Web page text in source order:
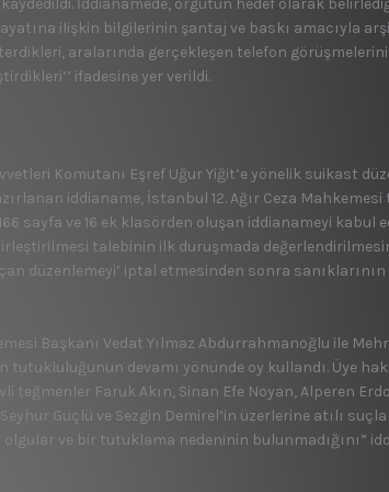
İddianamede, örgütün hedef olarak
ilişkin bilgilerinin şantaj ve baskı amacıyla
aralarında gerçekleşen telefon
ifadesine yer verildi.
Komutanı Eşref Uğur Yiğit’e yönelik suikast
iddianame, İstanbul 12. Ağır Ceza Mahkemesi
sayfa ve 16 ek klasörden oluşan iddianameyi kabul
talebinin ilk duruşmada
düzenlemeyi’ iptal etmesinden sonra sanıklarının
Başkanı Vedat Yılmaz Abdurrahmanoğlu ile
devamı yönünde oy kullandı. Üye
teğmenler Faruk Akın, Sinan Efe Noyan, Alperen
Güçlü ve Sezgin Demirel’in üzerlerine atılı
ve bir tutuklama nedeninin bulunmadığını”